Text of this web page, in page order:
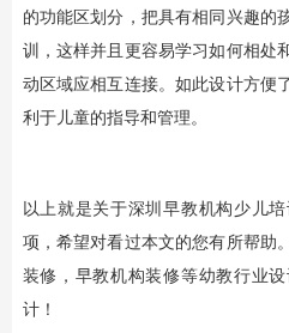
的功能区划分，把具有相同兴趣的
训，这样并且更容易学习如何相处
动区域应相互连接。如此设计方便
利于儿童的指导和管理。
以上就是关于深圳早教机构少儿
项，希望对看过本文的您有所帮助
装修，早教机构装修等幼教行业
计！